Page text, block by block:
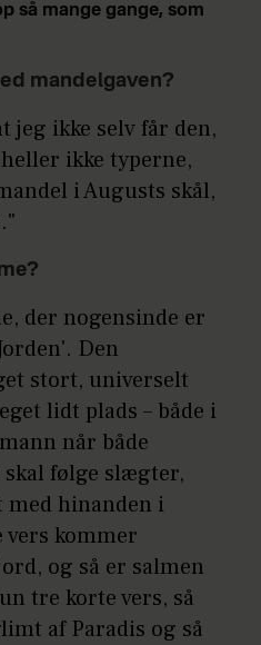
så mange gange, som
mandelgaven?
jeg ikke selv får den,
ikke typerne,
i Augusts skål,
der nogensinde er
Den
stort, universelt
lidt plads – både i
når både
følge slægter,
hinanden i
kommer
og så er salmen
tre korte vers, så
af Paradis og så